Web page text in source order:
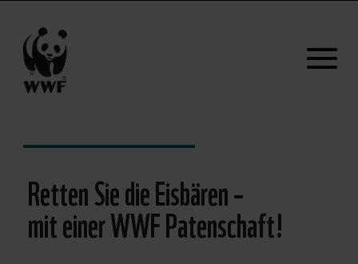
Retten Sie die Eisbären –
mit einer WWF Patenschaft!